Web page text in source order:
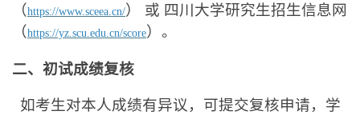
（https://www.sceea.cn/） 或 四川大学研究生招生信息网
（https://yz.scu.edu.cn/score）。
二、初试成绩复核
如考生对本人成绩有异议，可提交复核申请，学